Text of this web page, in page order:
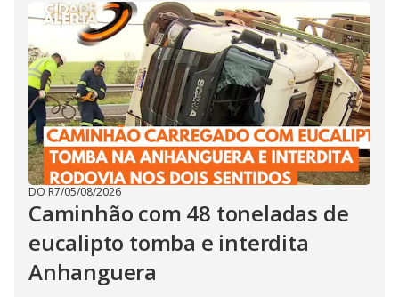
DO R7/05/08/2026
Caminhão com 48 toneladas de
eucalipto tomba e interdita
Anhanguera